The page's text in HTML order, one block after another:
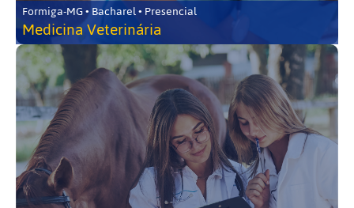
Formiga-MG • Bacharel • Presencial
Medicina Veterinária